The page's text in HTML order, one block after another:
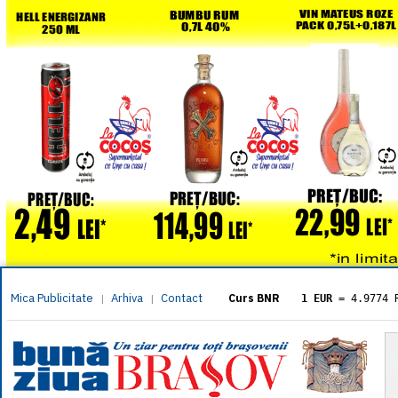
Mica Publicitate | Arhiva | Contact Curs BNR 1 EUR = 4.9774
= 5.8304
1 XAU= 464.4611
1 AED= 1.1933
1 AUD= 2.7957
1 BGN= 2.5449